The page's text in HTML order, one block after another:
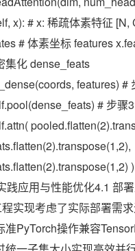
x): # x: 稀疏体素特征 [N,
# 体素坐标 features
集化 dense_feats
features) #
# 步骤
践应用与性能优化4.1 部
实现考虑了实际部署需
准PyTorch操作兼容